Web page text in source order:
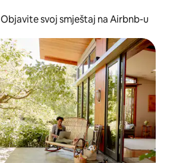
Objavite svoj smještaj na Airbnb-u